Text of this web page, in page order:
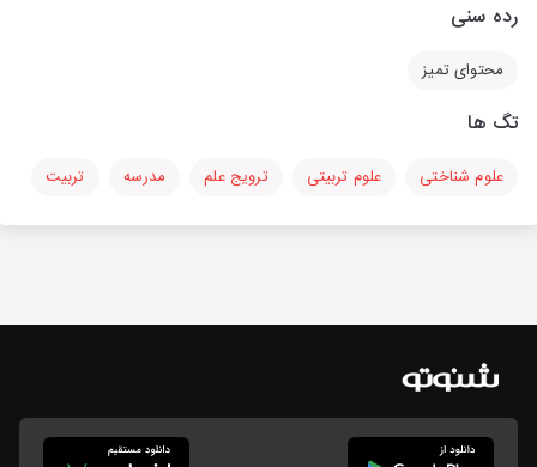
رده سنی
محتوای تمیز
تگ ها
علوم شناختی علوم تربیتی ترویج علم مدرسه تربیت